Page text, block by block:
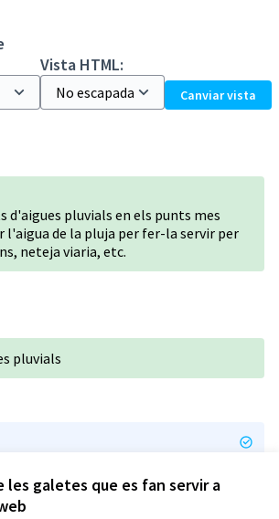
les galetes que es fan servir a
Vista HTML:
Canviar vista
d'aigues pluvials en els punts mes
de la pluja per fer-la servir per
neteja viaria, etc.
pluvials